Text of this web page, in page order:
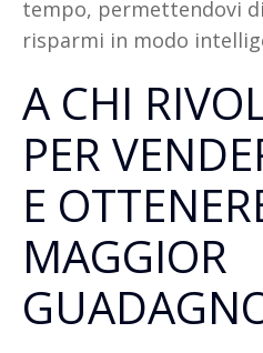
tempo, permettendovi
risparmi in modo
A CHI
PER
E
MAGGIOR